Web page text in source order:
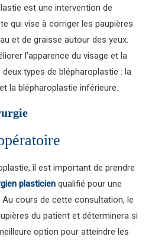
est une intervention de
qui vise à corriger les paupières
et de graisse autour des yeux.
l’apparence du visage et la
types de blépharoplastie : la
la blépharoplastie inférieure.
il est important de prendre
plasticien qualifié pour une
Au cours de cette consultation, le
du patient et déterminera si
option pour atteindre les